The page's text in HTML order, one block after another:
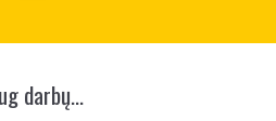
darbų…